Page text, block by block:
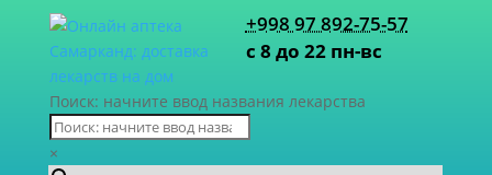
+998 97 892-75-57
с 8 до 22 пн-вс
Поиск: начните ввод названия лекарства
×